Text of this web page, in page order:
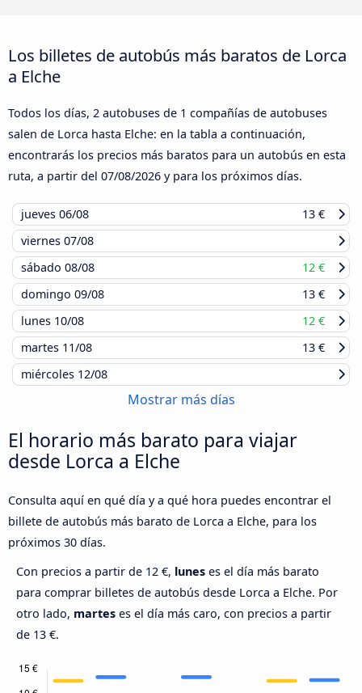
Los billetes de autobús más baratos de Lorca
a Elche
Todos los días, 2 autobuses de 1 compañías de autobuses
salen de Lorca hasta Elche: en la tabla a continuación,
encontrarás los precios más baratos para un autobús en esta
ruta, a partir del 07/08/2026 y para los próximos días.
jueves 06/08
13 €
viernes 07/08
sábado 08/08
12 €
domingo 09/08
13 €
lunes 10/08
12 €
martes 11/08
13 €
miércoles 12/08
Mostrar más días
El horario más barato para viajar
desde Lorca a Elche
Consulta aquí en qué día y a qué hora puedes encontrar el
billete de autobús más barato de Lorca a Elche, para los
próximos 30 días.
Con precios a partir de 12 €, lunes es el día más barato
para comprar billetes de autobús desde Lorca a Elche. Por
otro lado, martes es el día más caro, con precios a partir
de 13 €.